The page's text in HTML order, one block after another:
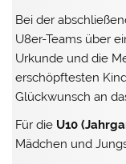
Bei der
U8er-Teams über
Urkunde und die
erschöpftesten
Glückwunsch an
Für die U10
Mädchen und